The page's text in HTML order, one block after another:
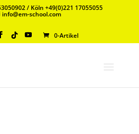
/ Köln +49(0)221 17055055
info@em-school.com
0-Artikel